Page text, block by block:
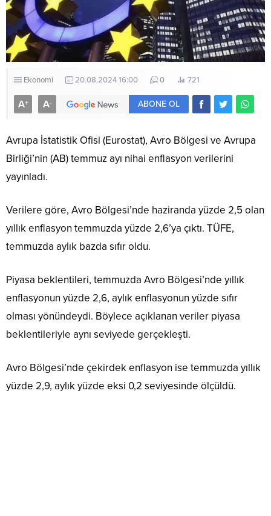
Ekonomi 20.08.2024 16:00 0 721
A+ A- ABONE OL
Avrupa İstatistik Ofisi (Eurostat), Avro Bölgesi ve Avrupa
Birliği’nin (AB) temmuz ayı nihai enflasyon verilerini
yayınladı.
Verilere göre, Avro Bölgesi’nde haziranda yüzde 2,5 olan
yıllık enflasyon temmuzda yüzde 2,6’ya çıktı. TÜFE,
temmuzda aylık bazda sıfır oldu.
Piyasa beklentileri, temmuzda Avro Bölgesi’nde yıllık
enflasyonun yüzde 2,6, aylık enflasyonun yüzde sıfır
olması yönündeydi. Böylece açıklanan veriler piyasa
beklentileriyle aynı seviyede gerçekleşti.
Avro Bölgesi’nde çekirdek enflasyon ise temmuzda yıllık
yüzde 2,9, aylık yüzde eksi 0,2 seviyesinde ölçüldü.